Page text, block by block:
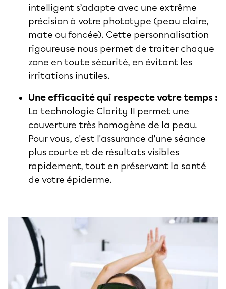
intelligent s’adapte avec une extrême
précision à votre phototype (peau claire,
mate ou foncée). Cette personnalisation
rigoureuse nous permet de traiter chaque
zone en toute sécurité, en évitant les
irritations inutiles.
Une efficacité qui respecte votre temps :
La technologie Clarity II permet une
couverture très homogène de la peau.
Pour vous, c'est l'assurance d'une séance
plus courte et de résultats visibles
rapidement, tout en préservant la santé
de votre épiderme.